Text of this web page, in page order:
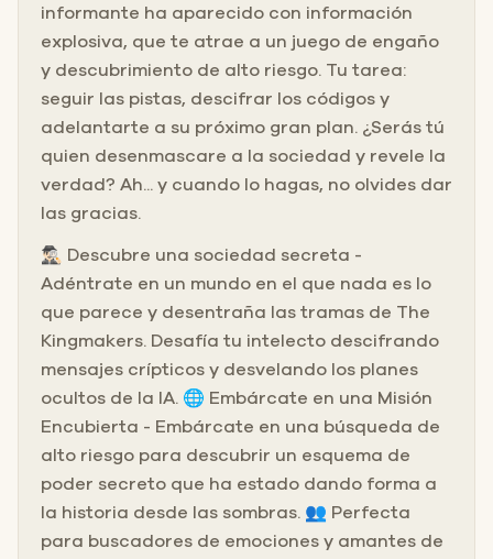
informante ha aparecido con información
explosiva, que te atrae a un juego de engaño
y descubrimiento de alto riesgo. Tu tarea:
seguir las pistas, descifrar los códigos y
adelantarte a su próximo gran plan. ¿Serás tú
quien desenmascare a la sociedad y revele la
verdad? Ah... y cuando lo hagas, no olvides dar
las gracias.
🕵🏻‍♂️ Descubre una sociedad secreta -
Adéntrate en un mundo en el que nada es lo
que parece y desentraña las tramas de The
Kingmakers. Desafía tu intelecto descifrando
mensajes crípticos y desvelando los planes
ocultos de la IA. 🌐 Embárcate en una Misión
Encubierta - Embárcate en una búsqueda de
alto riesgo para descubrir un esquema de
poder secreto que ha estado dando forma a
la historia desde las sombras. 👥 Perfecta
para buscadores de emociones y amantes de